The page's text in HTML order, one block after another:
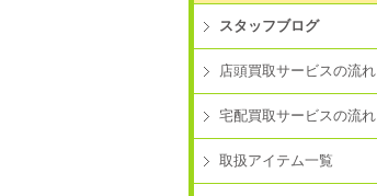
スタッフブログ
店頭買取サービスの流れ
宅配買取サービスの流れ
取扱アイテム一覧